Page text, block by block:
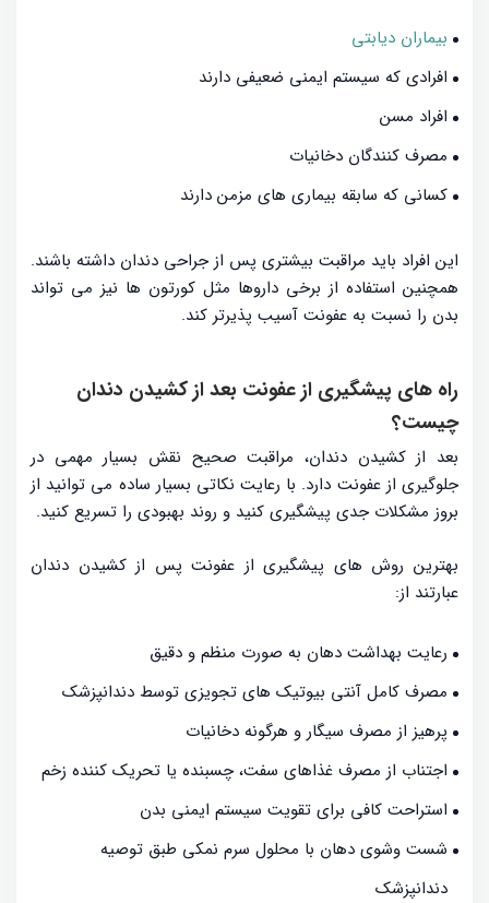
بیماران دیابتی
افرادی که سیستم ایمنی ضعیفی دارند
افراد مسن
مصرف کنندگان دخانیات
کسانی که سابقه بیماری های مزمن دارند
این افراد باید مراقبت بیشتری پس از جراحی دندان داشته باشند.
همچنین استفاده از برخی داروها مثل کورتون ها نیز می تواند
بدن را نسبت به عفونت آسیب پذیرتر کند.
راه های پیشگیری از عفونت بعد از کشیدن دندان
چیست؟
بعد از کشیدن دندان، مراقبت صحیح نقش بسیار مهمی در
جلوگیری از عفونت دارد. با رعایت نکاتی بسیار ساده می توانید از
بروز مشکلات جدی پیشگیری کنید و روند بهبودی را تسریع کنید.
بهترین روش های پیشگیری از عفونت پس از کشیدن دندان
عبارتند از:
رعایت بهداشت دهان به صورت منظم و دقیق
مصرف کامل آنتی بیوتیک های تجویزی توسط دندانپزشک
پرهیز از مصرف سیگار و هرگونه دخانیات
اجتناب از مصرف غذاهای سفت، چسبنده یا تحریک کننده زخم
استراحت کافی برای تقویت سیستم ایمنی بدن
شست وشوی دهان با محلول سرم نمکی طبق توصیه
دندانپزشک